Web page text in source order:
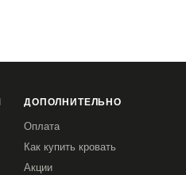
ДОПОЛНИТЕЛЬНО
Оплата
Как купить кровать
Акции